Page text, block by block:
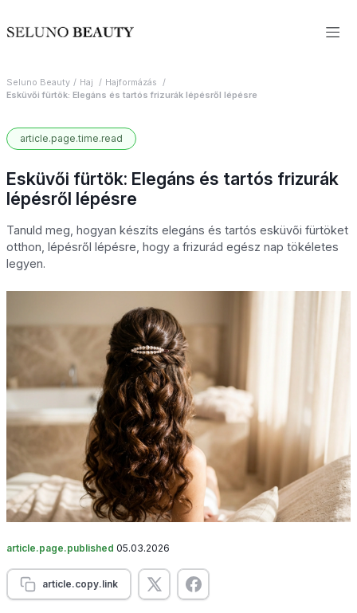
Seluno Beauty Haj
Hajformázás
Esküvői fürtök: Elegáns és tartós frizurák lépésről lépésre
article.page.time.read
Esküvői fürtök: Elegáns és tartós frizurák
lépésről lépésre
Tanuld meg, hogyan készíts elegáns és tartós esküvői fürtöket
otthon, lépésről lépésre, hogy a frizurád egész nap tökéletes
legyen.
article.page.published 05.03.2026
article.copy.link